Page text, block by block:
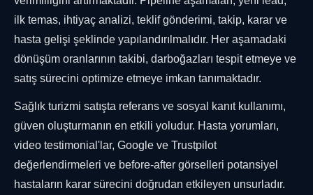
ilk temas, ihtiyaç analizi, teklif gönderimi, takip, karar ve
hasta gelişi şeklinde yapılandırılmalıdır. Her aşamadaki
dönüşüm oranlarının takibi, darboğazları tespit etmeye ve
satış sürecini optimize etmeye imkan tanımaktadır.
Sağlık turizmi satışta referans ve sosyal kanıt kullanımı,
güven oluşturmanın en etkili yoludur. Hasta yorumları,
video testimonial'lar, Google ve Trustpilot
değerlendirmeleri ve before-after görselleri potansiyel
hastaların karar sürecini doğrudan etkileyen unsurladır.